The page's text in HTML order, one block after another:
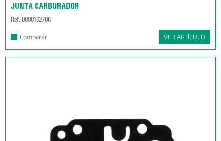
JUNTA CARBURADOR
Ref. 0000162706
Comparar VER ARTÍCULO